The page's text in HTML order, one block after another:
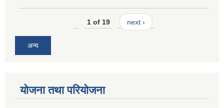
1 of 19 next ›
अन्य
योजना तथा परियोजना